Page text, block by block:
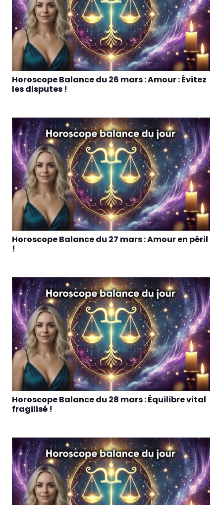
Horoscope Balance du 26 mars : Amour : Évitez
les disputes !
Horoscope Balance du 27 mars : Amour en péril
!
Horoscope Balance du 28 mars : Équilibre vital
fragilisé !